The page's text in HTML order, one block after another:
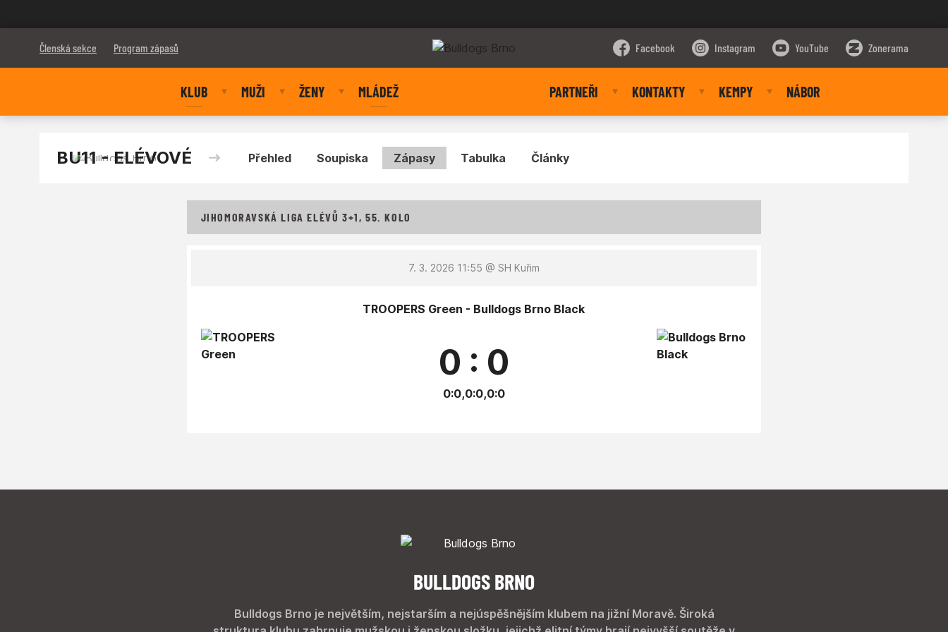
Členská sekce Program zápasů Facebook Instagram YouTube Zonerama
KLUB MUŽI ŽENY MLÁDEŽ PARTNEŘI KONTAKTY KEMPY NÁBOR
BU11 - ELÉVOVÉ Přehled Soupiska Zápasy Tabulka Články
JIHOMORAVSKÁ LIGA ELÉVŮ 3+1, 55. KOLO
7. 3. 2026 11:55 @ SH Kuřim
TROOPERS Green - Bulldogs Brno Black
0 : 0
0:0,0:0,0:0
BULLDOGS BRNO
Bulldogs Brno je největším, nejstarším a nejúspěšnějším klubem na jižní Moravě. Široká